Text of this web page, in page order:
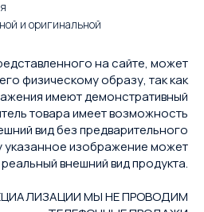
и оригинальной
на сайте, может
физическому образу, так как
имеют демонстративный
товара имеет возможность
вид без предварительного
указанное изображение может
внешний вид продукта.
МЫ НЕ ПРОВОДИМ